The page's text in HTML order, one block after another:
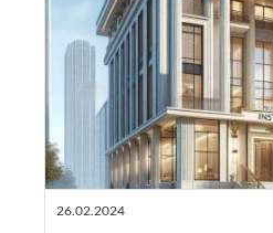
26.02.2024